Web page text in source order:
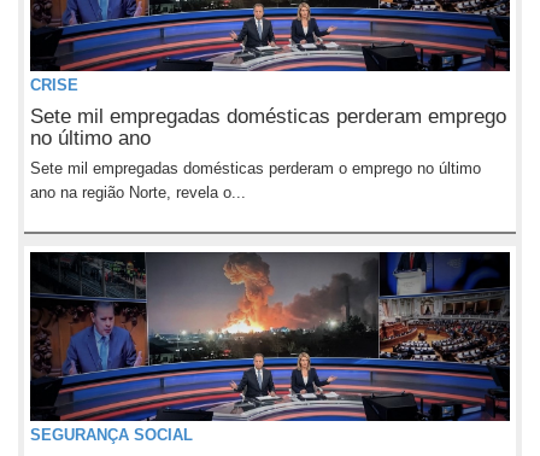
CRISE
Sete mil empregadas domésticas perderam emprego
no último ano
Sete mil empregadas domésticas perderam o emprego no último
ano na região Norte, revela o...
SEGURANÇA SOCIAL